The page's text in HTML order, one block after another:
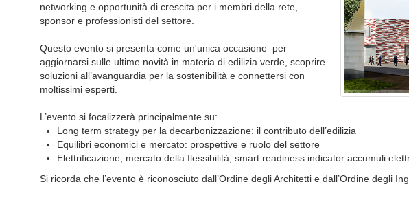
networking e opportunità di crescita per i membri della rete,
sponsor e professionisti del settore.
Questo evento si presenta come un'unica occasione per
aggiornarsi sulle ultime novità in materia di edilizia verde, scoprire
soluzioni all’avanguardia per la sostenibilità e connettersi con
moltissimi esperti.
L’evento si focalizzerà principalmente su:
Long term strategy per la decarbonizzazione: il contributo dell’edilizia
Equilibri economici e mercato: prospettive e ruolo del settore
Elettrificazione, mercato della flessibilità, smart readiness indicator accumuli
Si ricorda che l’evento è riconosciuto dall’Ordine degli Architetti e dall’Ordine degli